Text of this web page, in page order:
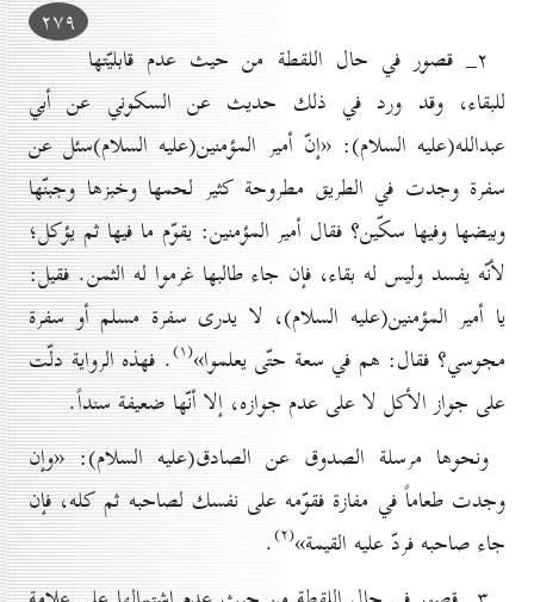
۲۷۹
۲_ قصور في حال اللقطة من حيث عدم قابليّتها
للبقاء، وقد ورد في ذلك حديث عن السكوني عن أبي
عبدالله(علیه السلام): «إنّ أمير المؤمنين(علیه السلام)سئل عن
سفرة وجدت في الطريق مطروحة كثير لحمها وخبزها وجبنّها
وبيضها وفيها سكّين؟ فقال أمير المؤمنين: يقوّم ما فيها ثم يؤكل؛
لأنّه يفسد وليس له بقاء، فإن جاء طالبها غرموا له الثمن. فقيل:
يا أمير المؤمنين(علیه السلام)، لا يدرى سفرة مسلم أو سفرة
مجوسي؟ فقال: هم في سعة حتّى يعلموا»(۱) . فهذه الرواية دلّت
على جواز الأكل لا على عدم جوازه، إلا أنّها ضعيفة سنداً.
ونحوها مرسلة الصدوق عن الصادق(علیه السلام): «وإن
وجدت طعاماً في مفازة فقوّمه على نفسك لصاحبه ثم كله، فإن
جاء صاحبه فردّ عليه القيمة»(۲) .